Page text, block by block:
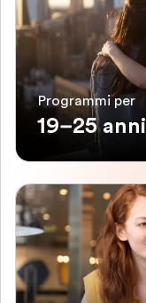
Programmi per
19–25 anni